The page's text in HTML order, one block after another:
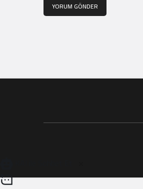
YORUM GÖNDER